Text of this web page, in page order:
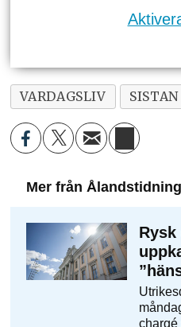
VARDAGSLIV SISTAN